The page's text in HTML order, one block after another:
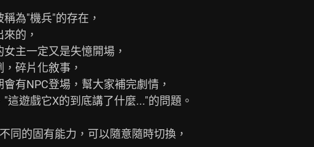
為"機兵"的存在，
的，
主一定又是失憶開場，
碎片化敘事，
有NPC登場，幫大家補完劇情，
這遊戲它X的到底講了什麼..."的問題。
同的固有能力，可以隨意隨時切換，